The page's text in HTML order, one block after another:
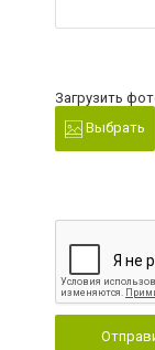
Загрузить
Выбрать